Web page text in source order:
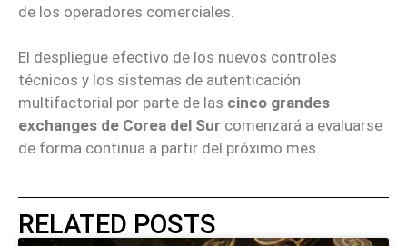
de los operadores comerciales.
El despliegue efectivo de los nuevos controles
técnicos y los sistemas de autenticación
multifactorial por parte de las cinco grandes
exchanges de Corea del Sur comenzará a evaluarse
de forma continua a partir del próximo mes.
RELATED POSTS